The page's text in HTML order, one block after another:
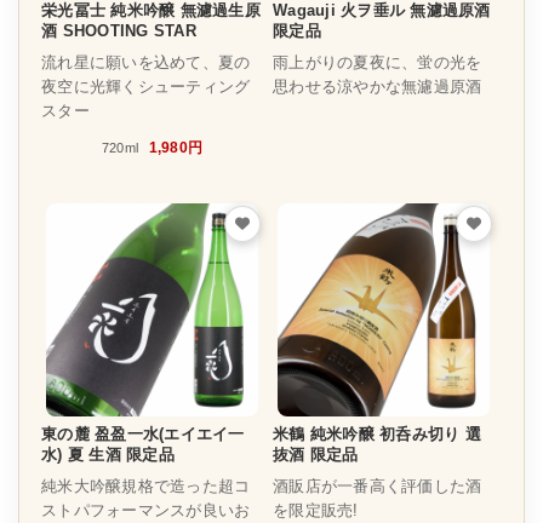
栄光冨士 純米吟醸 無濾過生原
酒 SHOOTING STAR
流れ星に願いを込めて、夏の
夜空に光輝くシューティング
スター
720ml 1,980円
Wagauji 火ヲ垂ル 無濾過原酒
限定品
雨上がりの夏夜に、蛍の光を
思わせる涼やかな無濾過原酒
東の麓 盈盈一水(エイエイ一
水) 夏 生酒 限定品
純米大吟醸規格で造った超コ
ストパフォーマンスが良いお
米鶴 純米吟醸 初呑み切り 選
抜酒 限定品
酒販店が一番高く評価した酒
を限定販売!